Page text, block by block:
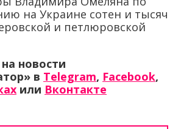
на Украине сотен и тысяч
и петлюровской
новости
в Telegram, Facebook,
или Вконтакте